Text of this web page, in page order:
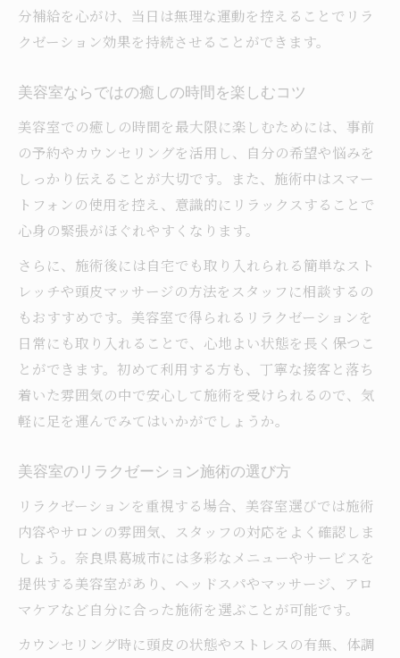
分補給を心がけ、当日は無理な運動を控えることでリラ
クゼーション効果を持続させることができます。
美容室ならではの癒しの時間を楽しむコツ
美容室での癒しの時間を最大限に楽しむためには、事前
の予約やカウンセリングを活用し、自分の希望や悩みを
しっかり伝えることが大切です。また、施術中はスマー
トフォンの使用を控え、意識的にリラックスすることで
心身の緊張がほぐれやすくなります。
さらに、施術後には自宅でも取り入れられる簡単なスト
レッチや頭皮マッサージの方法をスタッフに相談するの
もおすすめです。美容室で得られるリラクゼーションを
日常にも取り入れることで、心地よい状態を長く保つこ
とができます。初めて利用する方も、丁寧な接客と落ち
着いた雰囲気の中で安心して施術を受けられるので、気
軽に足を運んでみてはいかがでしょうか。
美容室のリラクゼーション施術の選び方
リラクゼーションを重視する場合、美容室選びでは施術
内容やサロンの雰囲気、スタッフの対応をよく確認しま
しょう。奈良県葛城市には多彩なメニューやサービスを
提供する美容室があり、ヘッドスパやマッサージ、アロ
マケアなど自分に合った施術を選ぶことが可能です。
カウンセリング時に頭皮の状態やストレスの有無、体調